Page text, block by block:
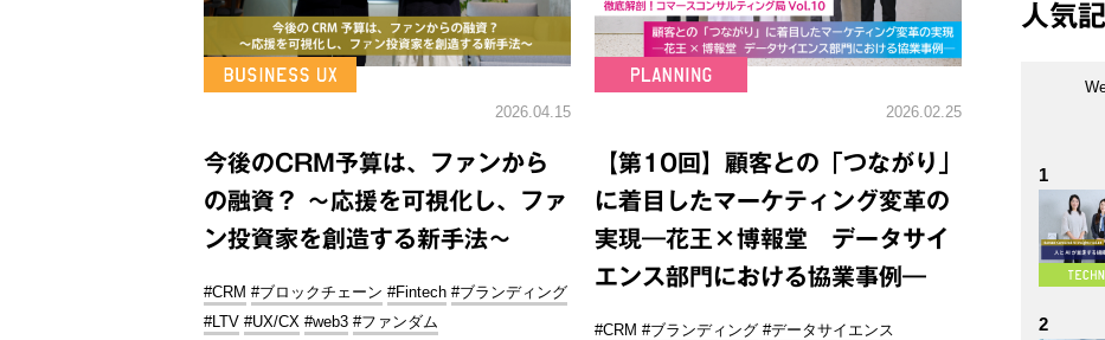
2026.04.15
今後のCRM予算は、ファンから
の融資？ ～応援を可視化し、ファ
ン投資家を創造する新手法～
#CRM #ブロックチェーン #Fintech #ブランディング
#LTV #UX/CX #web3 #ファンダム
2026.02.25
【第10回】顧客との「つながり」
に着目したマーケティング変革の
実現―花王×博報堂 データサイ
エンス部門における協業事例―
#CRM #ブランディング #データサイエンス
人気
1
2